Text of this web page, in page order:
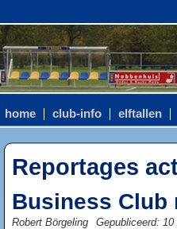
home club-info elftallen
Reportages
Business Club
Robert Börgeling Gepubliceerd: 10